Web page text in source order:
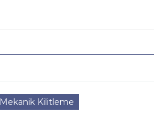
Mekanik Kilitleme